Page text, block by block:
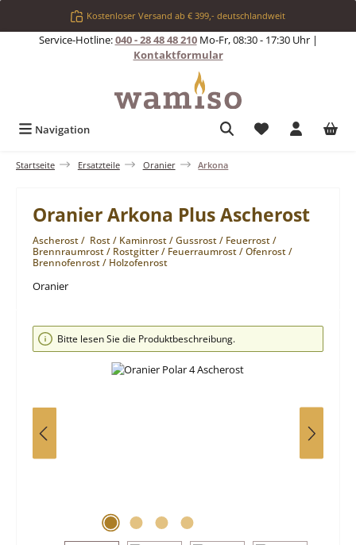
Zum Hauptinhalt springenKostenloser Versand ab € 399,- deutschlandweit
Service-Hotline:040 - 28 48 48 210Mo-Fr, 08:30 - 17:30 Uhr |
Kontaktformular
Navigation Du hast 0
Startseite Ersatzteile Oranier Arkona
Oranier Arkona Plus Ascherost
Ascherost / Rost / Kaminrost / Gussrost / Feuerrost /
Brennraumrost / Rostgitter / Feuerraumrost / Ofenrost /
Brennofenrost / Holzofenrost
Oranier
Bildergalerie überspringen
Bitte lesen Sie die Produktbeschreibung.